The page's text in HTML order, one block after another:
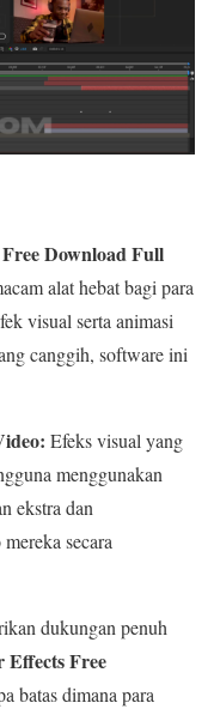
Download Full
alat hebat bagi para
visual serta animasi
canggih, software ini
Efeks visual yang
menggunakan
ekstra dan
secara
dukungan penuh
Effects Free
batas dimana para